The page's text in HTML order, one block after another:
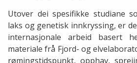
Utover dei spesifikke studiane
laks og genetisk innkryssing, er
internasjonale arbeid basert
materiale frå Fjord- og
rømingstidspunkt, opphav,